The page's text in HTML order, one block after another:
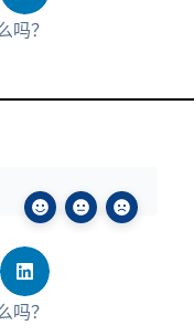
吗？
吗？